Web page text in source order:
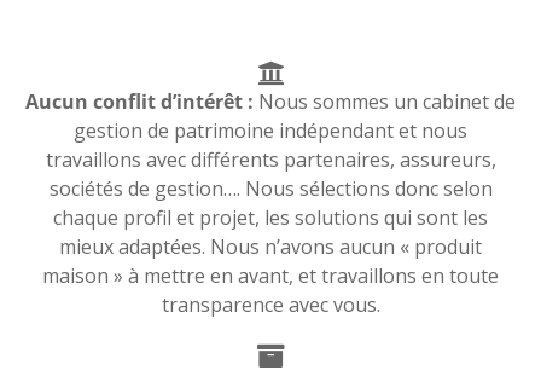
Aucun conflit d’intérêt : Nous sommes un cabinet de
gestion de patrimoine indépendant et nous
travaillons avec différents partenaires, assureurs,
sociétés de gestion…. Nous sélections donc selon
chaque profil et projet, les solutions qui sont les
mieux adaptées. Nous n’avons aucun « produit
maison » à mettre en avant, et travaillons en toute
transparence avec vous.